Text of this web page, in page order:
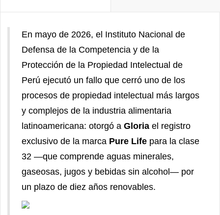
En mayo de 2026, el Instituto Nacional de
Defensa de la Competencia y de la
Protección de la Propiedad Intelectual de
Perú ejecutó un fallo que cerró uno de los
procesos de propiedad intelectual más largos
y complejos de la industria alimentaria
latinoamericana: otorgó a Gloria el registro
exclusivo de la marca Pure Life para la clase
32 —que comprende aguas minerales,
gaseosas, jugos y bebidas sin alcohol— por
un plazo de diez años renovables.